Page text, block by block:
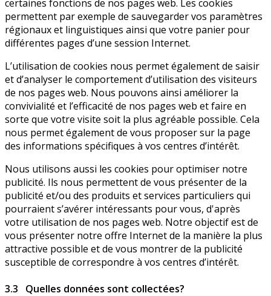
certaines fonctions de nos pages web. Les cookies
permettent par exemple de sauvegarder vos paramètres
régionaux et linguistiques ainsi que votre panier pour
différentes pages d’une session Internet.
L’utilisation de cookies nous permet également de saisir
et d’analyser le comportement d’utilisation des visiteurs
de nos pages web. Nous pouvons ainsi améliorer la
convivialité et l’efficacité de nos pages web et faire en
sorte que votre visite soit la plus agréable possible. Cela
nous permet également de vous proposer sur la page
des informations spécifiques à vos centres d’intérêt.
Nous utilisons aussi les cookies pour optimiser notre
publicité. Ils nous permettent de vous présenter de la
publicité et/ou des produits et services particuliers qui
pourraient s’avérer intéressants pour vous, d'après
votre utilisation de nos pages web. Notre objectif est de
vous présenter notre offre Internet de la manière la plus
attractive possible et de vous montrer de la publicité
susceptible de correspondre à vos centres d’intérêt.
3.3 Quelles données sont collectées?